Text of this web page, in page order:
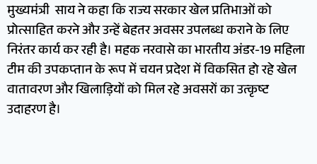
मुख्यमंत्री साय ने कहा कि राज्य सरकार खेल प्रतिभाओं को
प्रोत्साहित करने और उन्हें बेहतर अवसर उपलब्ध कराने के लिए
निरंतर कार्य कर रही है। महक नरवासे का भारतीय अंडर-19 महिला
टीम की उपकप्तान के रूप में चयन प्रदेश में विकसित हो रहे खेल
वातावरण और खिलाड़ियों को मिल रहे अवसरों का उत्कृष्ट
उदाहरण है।